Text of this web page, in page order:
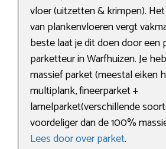
vloer (uitzetten & krimpen).
van plankenvloeren vergt
beste laat je dit doen door een
parketteur in Warfhuizen. Je
massief parket (meestal eiken
multiplank, fineerparket +
lamelparket(verschillende
voordeliger dan de 100%
Lees door over parket.